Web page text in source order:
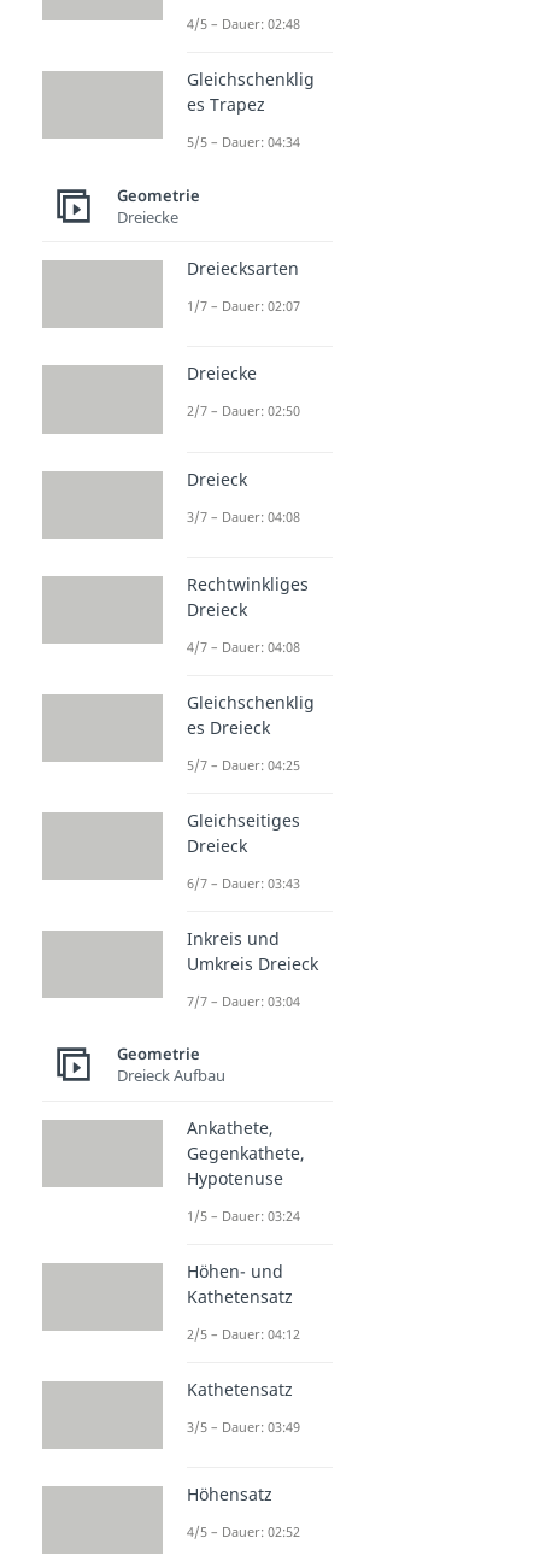
4/5 – Dauer: 02:48
Gleichschenklig
es Trapez
5/5 – Dauer: 04:34
Geometrie
Dreiecke
Dreiecksarten
1/7 – Dauer: 02:07
Dreiecke
2/7 – Dauer: 02:50
Dreieck
3/7 – Dauer: 04:08
Rechtwinkliges
Dreieck
4/7 – Dauer: 04:08
Gleichschenklig
es Dreieck
5/7 – Dauer: 04:25
Gleichseitiges
Dreieck
6/7 – Dauer: 03:43
Inkreis und
Umkreis Dreieck
7/7 – Dauer: 03:04
Geometrie
Dreieck Aufbau
Ankathete,
Gegenkathete,
Hypotenuse
1/5 – Dauer: 03:24
Höhen- und
Kathetensatz
2/5 – Dauer: 04:12
Kathetensatz
3/5 – Dauer: 03:49
Höhensatz
4/5 – Dauer: 02:52